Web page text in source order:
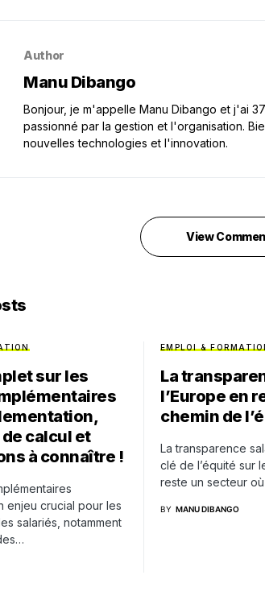
Author
Manu Dibango
Bonjour, je m'appelle Manu Dibango et j'ai
passionné par la gestion et l'organisation.
nouvelles technologies et l'innovation.
View
sur les
calcul et
à connaître !
enjeu crucial pour les
salariés, notamment
EMPLOI &
La
l’Europe en
chemin de
La transparence
clé de l’équité sur
reste un secteur
BY MANU DIBANGO